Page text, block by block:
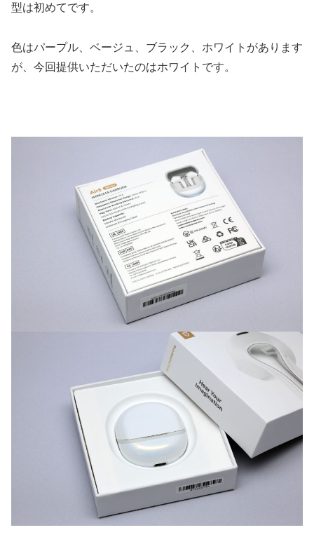
型は初めてです。
色はパープル、ベージュ、ブラック、ホワイトがあります
が、今回提供いただいたのはホワイトです。